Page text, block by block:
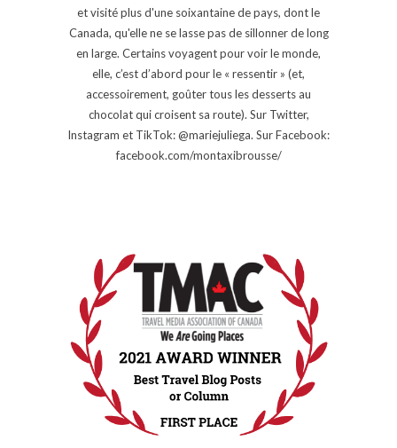
et visité plus d'une soixantaine de pays, dont le
Canada, qu'elle ne se lasse pas de sillonner de long
en large. Certains voyagent pour voir le monde,
elle, c’est d’abord pour le « ressentir » (et,
accessoirement, goûter tous les desserts au
chocolat qui croisent sa route). Sur Twitter,
Instagram et TikTok: @mariejuliega. Sur Facebook:
facebook.com/montaxibrousse/